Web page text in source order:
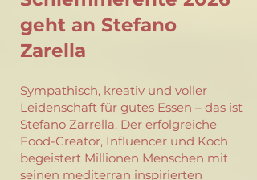
geht an Stefano
Zarella
Sympathisch, kreativ und voller
Leidenschaft für gutes Essen – das ist
Stefano Zarrella. Der erfolgreiche
Food-Creator, Influencer und Koch
begeistert Millionen Menschen mit
seinen mediterran inspirierten